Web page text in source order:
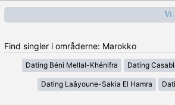
Vi
Find singler i områderne: Marokko
Dating Béni Mellal-Khénifra Dating
Dating Laâyoune-Sakia El Hamra